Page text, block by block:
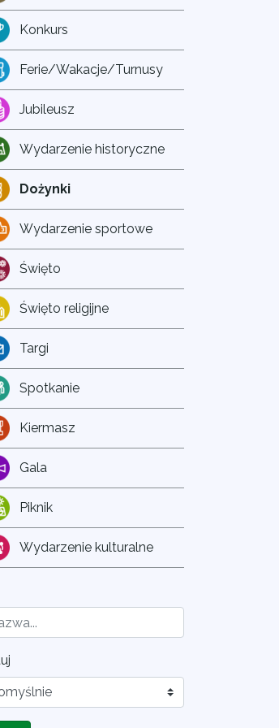
Konkurs
Ferie/Wakacje/Turnusy
Jubileusz
Wydarzenie historyczne
Dożynki
Wydarzenie sportowe
Święto
Święto religijne
Targi
Spotkanie
Kiermasz
Gala
Piknik
Wydarzenie kulturalne